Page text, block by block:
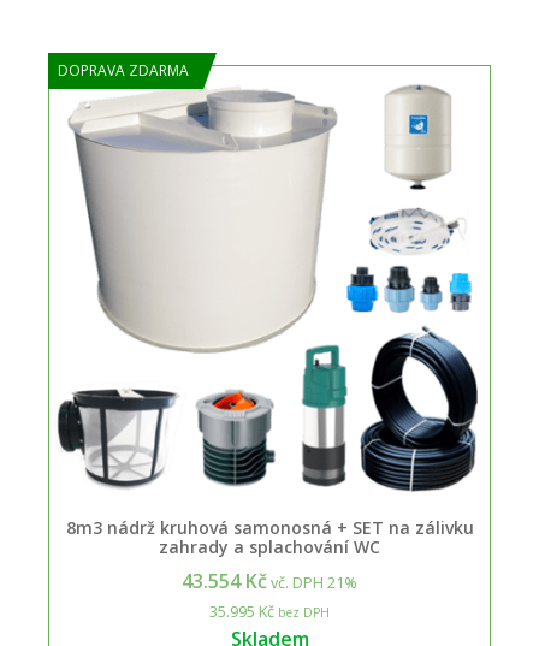
DOPRAVA ZDARMA
8m3 nádrž kruhová samonosná + SET na zálivku
zahrady a splachování WC
43.554 Kčvč. DPH 21%
35.995 Kč bez DPH
Skladem